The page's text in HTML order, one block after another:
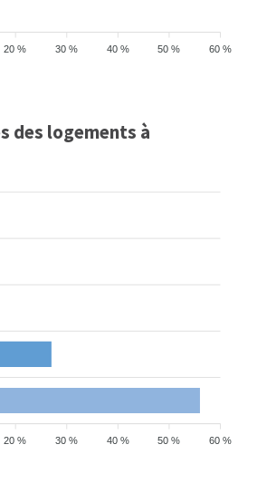
60 %
50 %
40 %
30 %
20 %
des logements à
60 %
50 %
40 %
30 %
20 %